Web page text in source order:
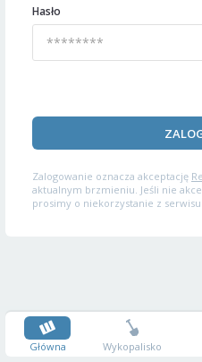
Hasło
Zalogowanie oznacza akceptację
aktualnym brzmieniu. Jeśli nie
prosimy o niekorzystanie z serwisu.
Główna Wykopalisko